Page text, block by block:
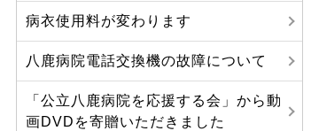
病衣使用料が変わります
八鹿病院電話交換機の故障について
「公立八鹿病院を応援する会」から動
画DVDを寄贈いただきました